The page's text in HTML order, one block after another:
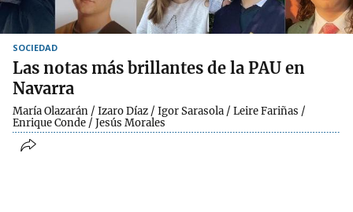
SOCIEDAD
Las notas más brillantes de la PAU en
Navarra
María Olazarán / Izaro Díaz / Igor Sarasola / Leire Fariñas /
Enrique Conde / Jesús Morales